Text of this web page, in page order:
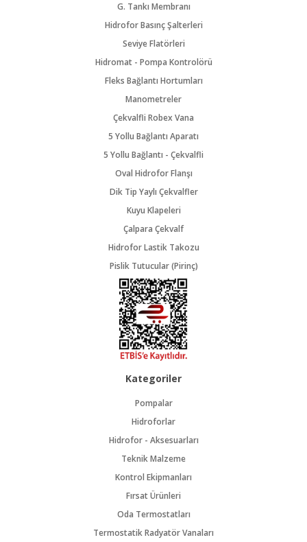
G. Tankı Membranı
Hidrofor Basınç Şalterleri
Seviye Flatörleri
Hidromat - Pompa Kontrolörü
Fleks Bağlantı Hortumları
Manometreler
Çekvalfli Robex Vana
5 Yollu Bağlantı Aparatı
5 Yollu Bağlantı - Çekvalfli
Oval Hidrofor Flanşı
Dik Tip Yaylı Çekvalfler
Kuyu Klapeleri
Çalpara Çekvalf
Hidrofor Lastik Takozu
Pislik Tutucular (Pirinç)
Kategoriler
Pompalar
Hidroforlar
Hidrofor - Aksesuarları
Teknik Malzeme
Kontrol Ekipmanları
Fırsat Ürünleri
Oda Termostatları
Termostatik Radyatör Vanaları